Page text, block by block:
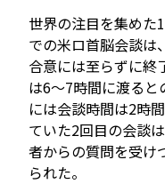
世界の注目を集めた
での米ロ首脳会談は
合意には至らずに終
は6～7時間に渡る
には会談時間は2時
ていた2回目の会談
者からの質問を受け
られた。